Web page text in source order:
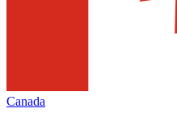
Canada